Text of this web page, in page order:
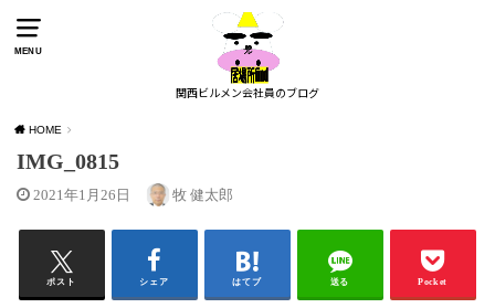
MENU
関西ビルメン会社員のブログ
HOME
IMG_0815
2021年1月26日 牧 健太郎
ポスト シェア はてブ 送る Pocket